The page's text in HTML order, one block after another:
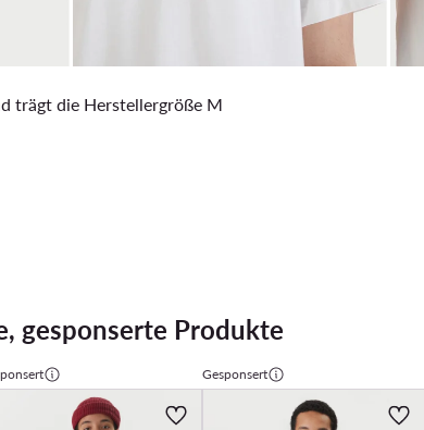
trägt die Herstellergröße M
gesponserte Produkte
Gesponsert